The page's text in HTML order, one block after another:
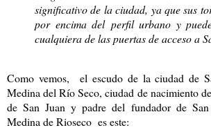
significativo de la ciudad, ya que sus
por encima del perfil urbano y
cualquiera de las puertas de acceso a
Como vemos, el escudo de la ciudad de
Medina del Río Seco, ciudad de nacimiento
de San Juan y padre del fundador de
Medina de Rioseco es este: